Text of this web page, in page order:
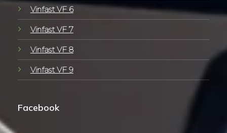
Vinfast VF 6
Vinfast VF 7
Vinfast VF 8
Vinfast VF 9
Facebook